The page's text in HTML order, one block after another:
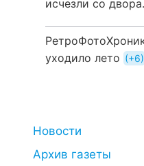
исчезли со
уходило лето
+6
Новости
Архив газеты